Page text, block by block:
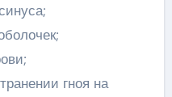
гноя на